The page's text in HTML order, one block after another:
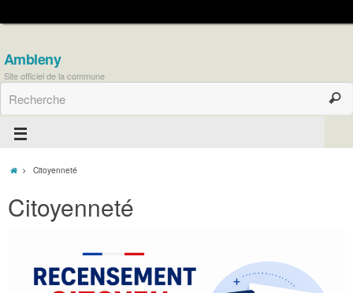
Ambleny
Site officiel de la commune
Citoyenneté
Citoyenneté